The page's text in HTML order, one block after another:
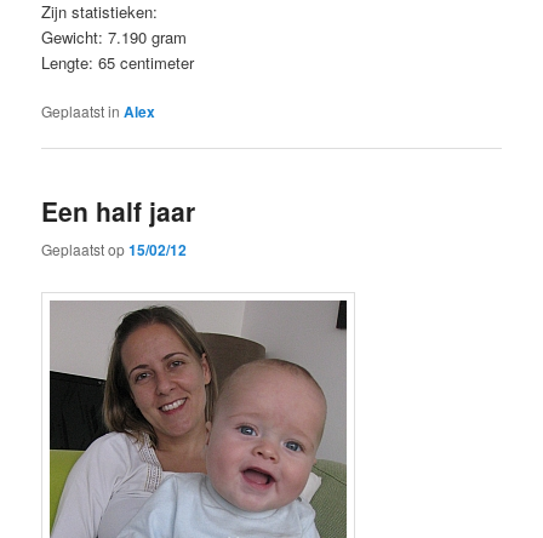
Zijn statistieken:
Gewicht: 7.190 gram
Lengte: 65 centimeter
Geplaatst in Alex
Een half jaar
Geplaatst op15/02/12